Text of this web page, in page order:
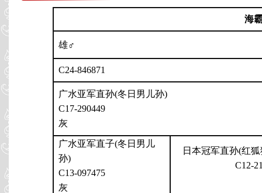
海
雄♂
C24-846871
广水亚军直孙(冬日男儿孙)
C17-290449
灰
广水亚军直子(冬日男儿
孙)
C13-097475
灰
日本冠军直孙(红
C12-